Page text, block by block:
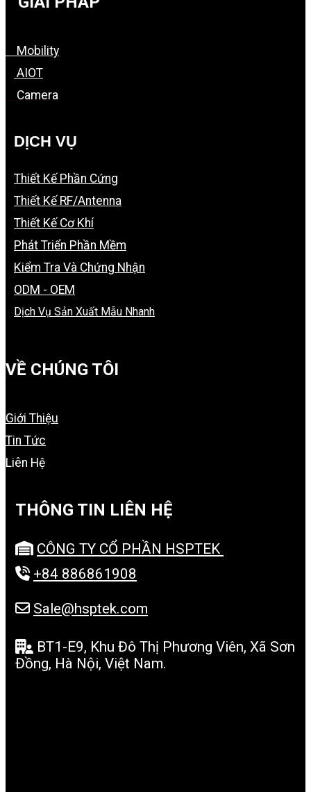
Mobility
AIOT
Camera
DỊCH VỤ
Thiết Kế Phần Cứng
Thiết Kế RF/Antenna
Thiết Kế Cơ Khí
Phát Triển Phần Mềm
Kiểm Tra Và Chứng Nhận
ODM - OEM
Dịch Vụ Sản Xuất Mẫu Nhanh
VỀ CHÚNG TÔI
Giới Thiệu
Tin Tức
Liên Hệ
THÔNG TIN LIÊN HỆ
CÔNG TY CỔ PHẦN HSPTEK
+84 886861908
Sale@hsptek.com
BT1-E9, Khu Đô Thị Phương Viên, Xã Sơn
Đồng, Hà Nội, Việt Nam.